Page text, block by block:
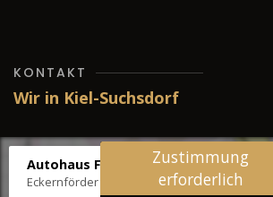
KONTAKT
Wir in Kiel-Suchsdorf
Autohaus Fräter
Eckernförder Str. /Klausbrooker Weg 1,
Zustimmung
erforderlich